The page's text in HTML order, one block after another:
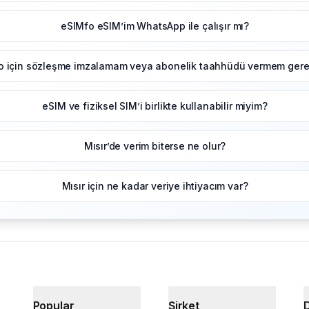
eSIMfo eSIM’im WhatsApp ile çalışır mı?
için sözleşme imzalamam veya abonelik taahhüdü vermem
eSIM ve fiziksel SIM’i birlikte kullanabilir miyim?
Mısır’de verim biterse ne olur?
Mısır için ne kadar veriye ihtiyacım var?
Popular Şirket